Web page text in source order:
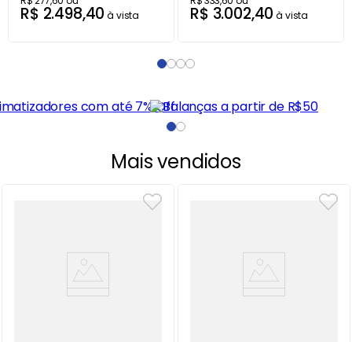
R$ 2.498,40 à vista R$ 3.002,40 à vista
Mais vendidos